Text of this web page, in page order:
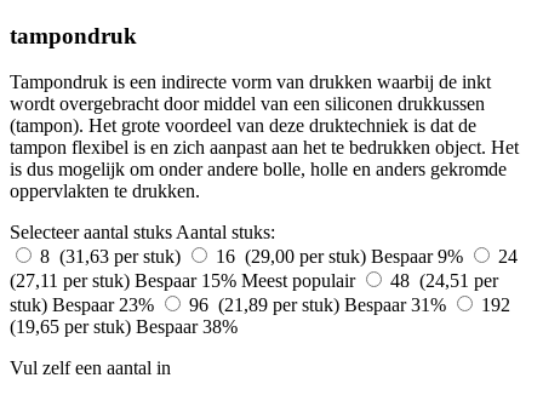
tampondruk
Tampondruk is een indirecte vorm van drukken waarbij de inkt
wordt overgebracht door middel van een siliconen drukkussen
(tampon). Het grote voordeel van deze druktechniek is dat de
tampon flexibel is en zich aanpast aan het te bedrukken object. Het
is dus mogelijk om onder andere bolle, holle en anders gekromde
oppervlakten te drukken.
Selecteer aantal stuksAantal stuks:
8 (31,63 per stuk)
16 (29,00 per stuk) Bespaar 9%
24
(27,11 per stuk) Bespaar 15% Meest populair
48 (24,51 per
stuk) Bespaar 23% 96 (21,89 per stuk) Bespaar 31%
192
(19,65 per stuk) Bespaar 38%
Vul zelf een aantal in